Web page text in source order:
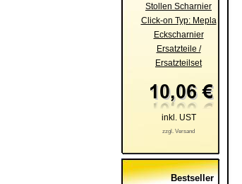
Stollen Scharnier
Click-on Typ: Mepla
Eckscharnier
Ersatzteile /
Ersatzteilset
inkl. UST
zzgl. Versand
Bestseller